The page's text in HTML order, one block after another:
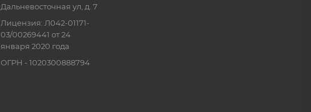
Дальневосточная ул, д. 7
Лицензия: Л042-01171-
03/00269441 от 24
января 2020 года
ОГРН - 1020300888794